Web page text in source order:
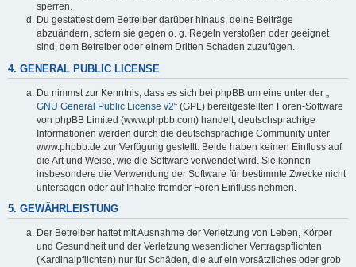
sperren.
Du gestattest dem Betreiber darüber hinaus, deine Beiträge
abzuändern, sofern sie gegen o. g. Regeln verstoßen oder geeignet
sind, dem Betreiber oder einem Dritten Schaden zuzufügen.
4. GENERAL PUBLIC LICENSE
Du nimmst zur Kenntnis, dass es sich bei phpBB um eine unter der „
GNU General Public License v2“ (GPL) bereitgestellten Foren-Software
von phpBB Limited (www.phpbb.com) handelt; deutschsprachige
Informationen werden durch die deutschsprachige Community unter
www.phpbb.de zur Verfügung gestellt. Beide haben keinen Einfluss auf
die Art und Weise, wie die Software verwendet wird. Sie können
insbesondere die Verwendung der Software für bestimmte Zwecke nicht
untersagen oder auf Inhalte fremder Foren Einfluss nehmen.
5. GEWÄHRLEISTUNG
Der Betreiber haftet mit Ausnahme der Verletzung von Leben, Körper
und Gesundheit und der Verletzung wesentlicher Vertragspflichten
(Kardinalpflichten) nur für Schäden, die auf ein vorsätzliches oder grob